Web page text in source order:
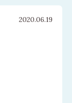
2020.06.19